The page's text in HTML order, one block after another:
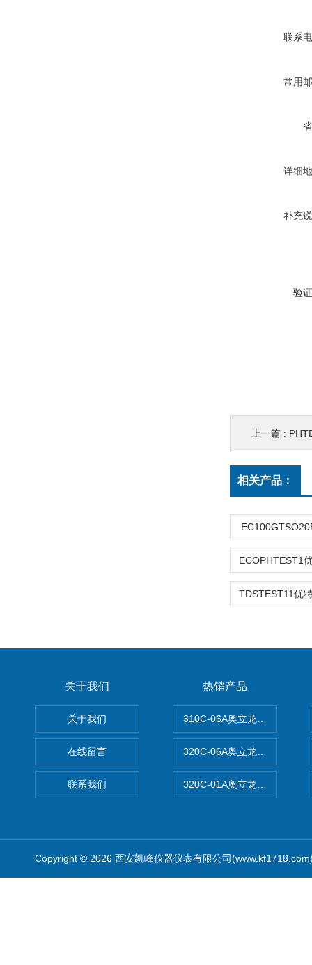
联系
常用
详细
补充
验
上一篇 :
相关产品：
关于我们
关于我们
在线留言
联系我们
热销产品
310C-06A奥立龙实验室台式
320C-06A奥立龙实验室便携
320C-01A奥立龙实验室便携
Copyright © 2026 西安凯峰仪器仪表有限公司